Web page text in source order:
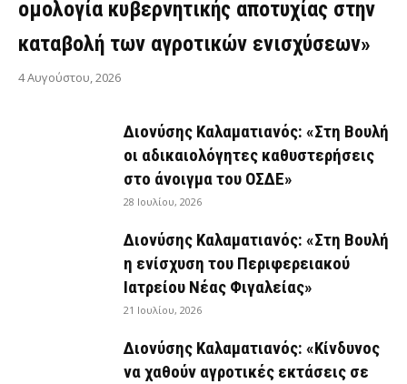
ομολογία κυβερνητικής αποτυχίας στην
καταβολή των αγροτικών ενισχύσεων»
4 Αυγούστου, 2026
Διονύσης Καλαματιανός: «Στη Βουλή
οι αδικαιολόγητες καθυστερήσεις
στο άνοιγμα του ΟΣΔΕ»
28 Ιουλίου, 2026
Διονύσης Καλαματιανός: «Στη Βουλή
η ενίσχυση του Περιφερειακού
Ιατρείου Νέας Φιγαλείας»
21 Ιουλίου, 2026
Διονύσης Καλαματιανός: «Κίνδυνος
να χαθούν αγροτικές εκτάσεις σε